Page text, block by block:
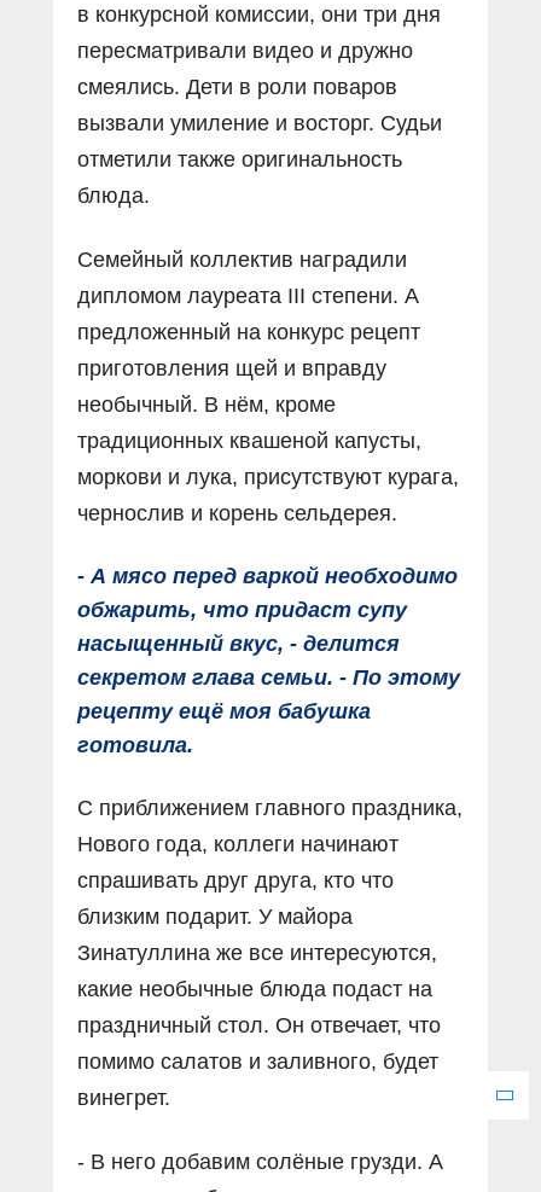
в конкурсной комиссии, они три дня
пересматривали видео и дружно
смеялись. Дети в роли поваров
вызвали умиление и восторг. Судьи
отметили также оригинальность
блюда.
Семейный коллектив наградили
дипломом лауреата III степени. А
предложенный на конкурс рецепт
приготовления щей и вправду
необычный. В нём, кроме
традиционных квашеной капусты,
моркови и лука, присутствуют курага,
чернослив и корень сельдерея.
- А мясо перед варкой необходимо
обжарить, что придаст супу
насыщенный вкус, - делится
секретом глава семьи. - По этому
рецепту ещё моя бабушка
готовила.
С приближением главного праздника,
Нового года, коллеги начинают
спрашивать друг друга, кто что
близким подарит. У майора
Зинатуллина же все интересуются,
какие необычные блюда подаст на
праздничный стол. Он отвечает, что
помимо салатов и заливного, будет
винегрет.
- В него добавим солёные грузди. А